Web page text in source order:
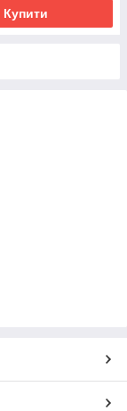
Купити